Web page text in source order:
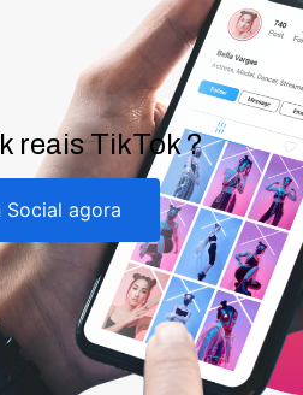
reais TikTok ?
Social agora